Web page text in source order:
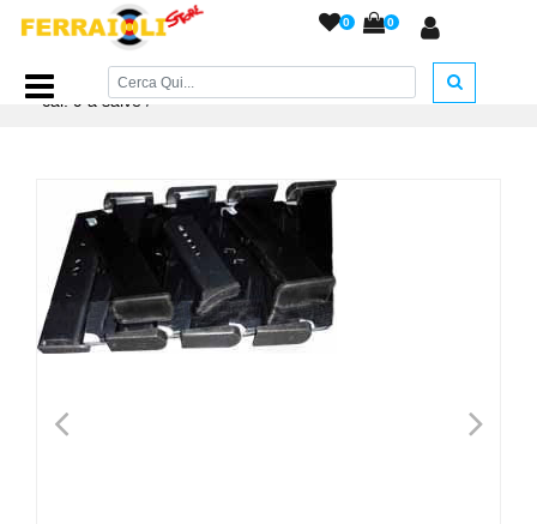
0 0
Home Page/ARMI A SALVE/Caricatori/Caricatore P4 B.
cal. 9 a salve/
< >